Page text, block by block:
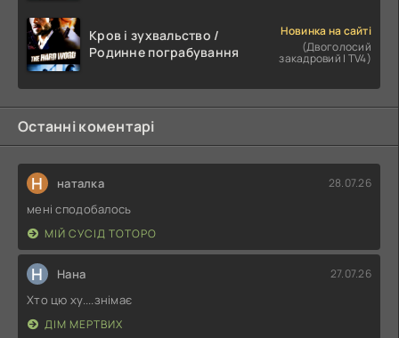
Кров і зухвальство /
Родинне пограбування
Новинка на сайті
(Двоголосий
закадровий | TV4)
Останні коментарі
Н наталка 28.07.26
мені сподобалось
МІЙ СУСІД ТОТОРО
Н Нана 27.07.26
Хто цю ху....знімає
ДІМ МЕРТВИХ